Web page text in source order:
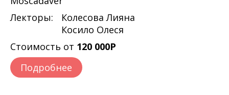
Лекторы:
Колесова Лияна
Косило Олеся
Стоимость от 120 000Р
Подробнее